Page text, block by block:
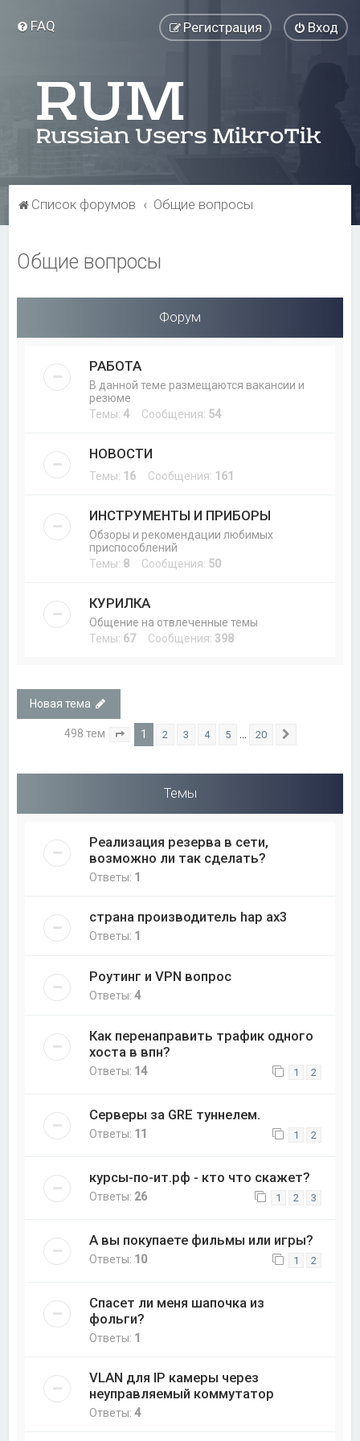
FAQ Вход
Регистрация
Список форумов Общие вопросы
Общие вопросы
Форум
РАБОТА
В данной теме размещаются вакансии и
резюме
Темы:4 Сообщения: 54
НОВОСТИ
Темы: 16 Сообщения: 161
ИНСТРУМЕНТЫ И ПРИБОРЫ
Обзоры и рекомендации любимых
приспособлений
Темы: 8 Сообщения: 50
КУРИЛКА
Общение на отвлеченные темы
Темы: 67Сообщения: 398
Новая тема
498 тем Страница из 20
1 2 3 4 5 20
Темы
Реализация резерва в сети,
возможно ли так сделать?
Ответы: 1
страна производитель hap ax3
Ответы: 1
Роутинг и VPN вопрос
Ответы:4
Как перенаправить трафик одного
хоста в впн?
Ответы: 14 1 2
Серверы за GRE туннелем.
Ответы: 11 1 2
курсы-по-ит.рф - кто что скажет?
Ответы: 26 1 2 3
А вы покупаете фильмы или игры?
Ответы: 10 1 2
Спасет ли меня шапочка из
фольги?
Ответы: 1
VLAN для IP камеры через
неуправляемый коммутатор
Ответы:4